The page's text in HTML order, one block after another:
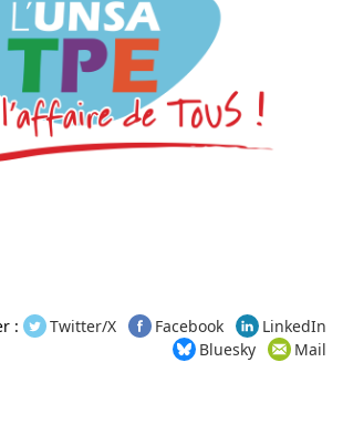
: Twitter/X Facebook
LinkedIn
Bluesky
Mail